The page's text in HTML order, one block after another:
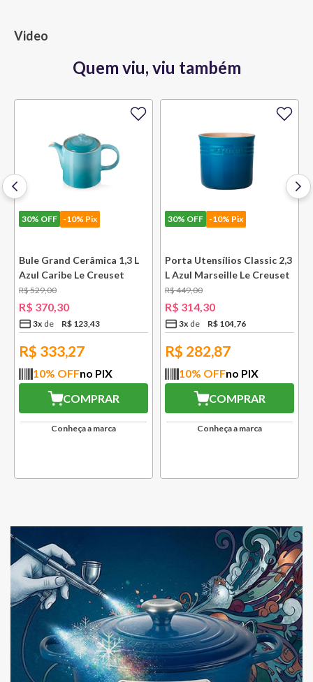
Video
Quem viu, viu também
30% OFF -10% Pix
Bule Grand Cerâmica 1,3 L
Azul Caribe Le Creuset
R$529,00
R$ 370,30
3x R$ 123,43
R$ 333,27
10% OFFno PIX
COMPRAR
Conheça a marca
30% OFF -10% Pix
Porta Utensílios Classic 2,3
L Azul Marseille Le Creuset
R$449,00
R$ 314,30
3x R$ 104,76
R$ 282,87
10% OFFno PIX
COMPRAR
Conheça a marca